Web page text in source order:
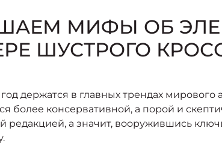
МИФЫ ОБ
ШУСТРОГО
держатся в главных трендах мирового
более консервативной, а порой и
редакцией, а значит, вооружившись